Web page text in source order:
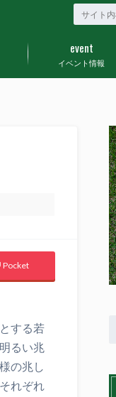
イベント情報
event
Pocket
する若
るい兆
の兆し
れぞれ